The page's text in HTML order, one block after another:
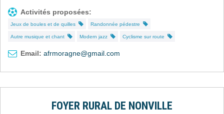
Activités proposées:
Jeux de boules et de quilles Randonnée pédestre
Autre musique et chant Modern jazz Cyclisme sur route
Email: afrmoragne@gmail.com
FOYER RURAL DE NONVILLE